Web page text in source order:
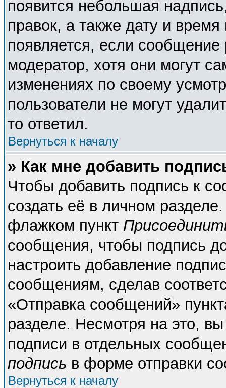
появится небольшая
правок, а также дату и
появляется, если
модератор, хотя они могут
изменениях по своему
пользователи не могут
то ответил.
Вернуться к началу
» Как мне добавить
Чтобы добавить подпись к
создать её в личном
флажком пункт
сообщения, чтобы подпись
настроить добавление
сообщениям, сделав
«Отправка сообщений»
разделе. Несмотря на это,
подписи в отдельных
подпись в форме отправки
Вернуться к началу